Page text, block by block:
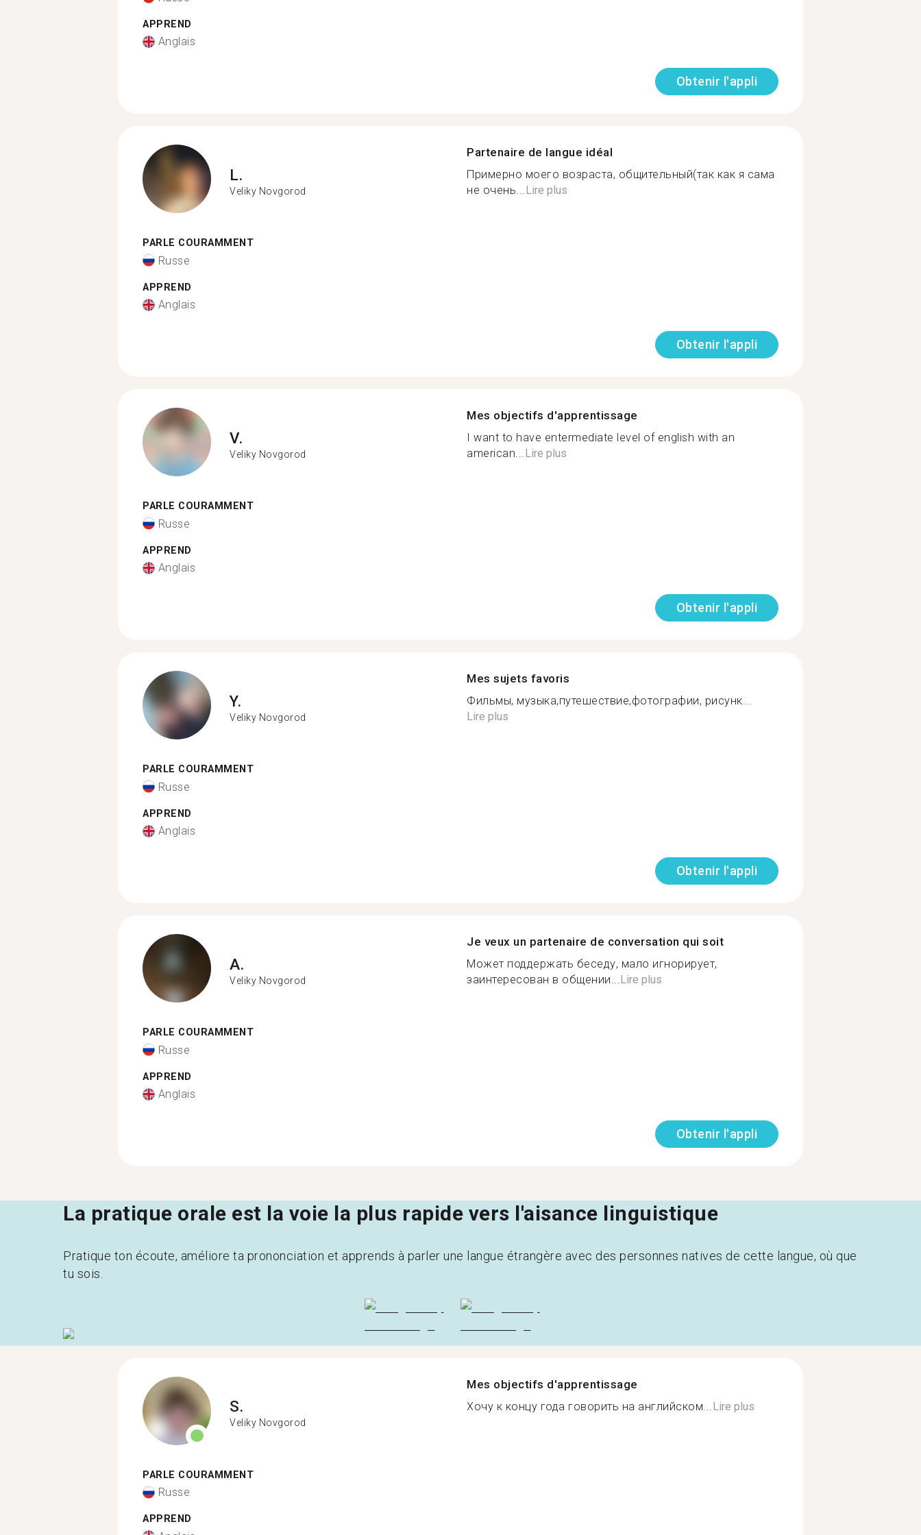
APPREND
Anglais
Obtenir l'appli
L.
Veliky Novgorod
PARLE COURAMMENT
Russe
APPREND
Anglais
Partenaire de langue idéal
Примерно моего возраста, общительный(так как я сама
не очень...Lire plus
Obtenir l'appli
V.
Veliky Novgorod
PARLE COURAMMENT
Russe
APPREND
Anglais
Mes objectifs d'apprentissage
I want to have entermediate level of english with an
american...Lire plus
Obtenir l'appli
Y.
Veliky Novgorod
PARLE COURAMMENT
Russe
APPREND
Anglais
Mes sujets favoris
Фильмы, музыка,путешествие,фотографии, рисунк...
Lire plus
Obtenir l'appli
A.
Veliky Novgorod
PARLE COURAMMENT
Russe
APPREND
Anglais
Je veux un partenaire de conversation qui soit
Может поддержать беседу, мало игнорирует,
заинтересован в общении...Lire plus
Obtenir l'appli
La pratique orale est la voie la plus rapide vers l'aisance linguistique
Pratique ton écoute, améliore ta prononciation et apprends à parler une langue étrangère avec des personnes natives de cette langue, où que
tu sois.
S.
Veliky Novgorod
PARLE COURAMMENT
Russe
APPREND
Mes objectifs d'apprentissage
Хочу к концу года говорить на английском... Lire plus